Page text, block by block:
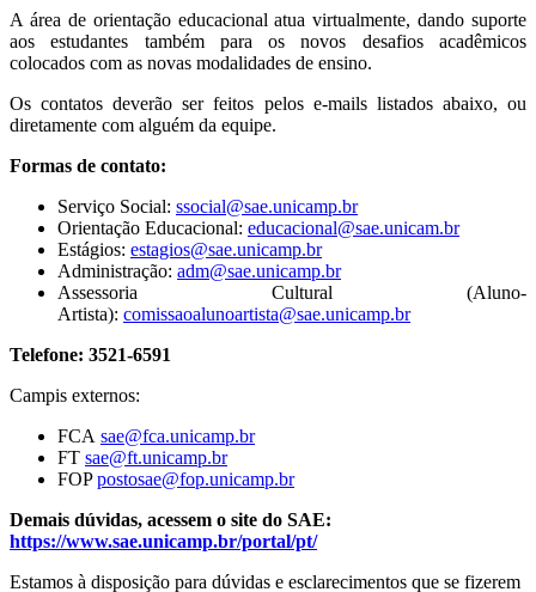
A área de orientação educacional atua virtualmente, dando suporte
aos estudantes também para os novos desafios acadêmicos
colocados com as novas modalidades de ensino.
Os contatos deverão ser feitos pelos e-mails listados abaixo, ou
diretamente com alguém da equipe.
Formas de contato:
Serviço Social: ssocial@sae.unicamp.br
Orientação Educacional: educacional@sae.unicam.br
Estágios: estagios@sae.unicamp.br
Administração: adm@sae.unicamp.br
Assessoria Cultural (Aluno-
Artista): comissaoalunoartista@sae.unicamp.br
Telefone: 3521-6591
Campis externos:
FCA sae@fca.unicamp.br
FT sae@ft.unicamp.br
FOPpostosae@fop.unicamp.br
Demais dúvidas, acessem o site do SAE:
https://www.sae.unicamp.br/portal/pt/
Estamos à disposição para dúvidas e esclarecimentos que se fizerem